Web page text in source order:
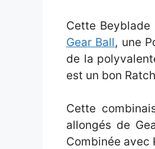
Cette
Gear Ball, une
de la
est un bon
Cette
allongés de
Combinée avec